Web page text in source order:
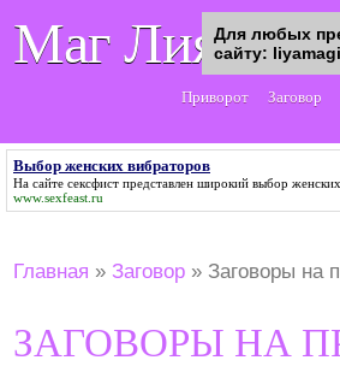
Маг Лия
Приворот Заговор
Выбор женских вибраторов
На сайте сексфист представлен широкий выбор
www.sexfeast.ru
Главная »Заговор » Заговоры на
ЗАГОВОРЫ НА
Для любых
сайту: